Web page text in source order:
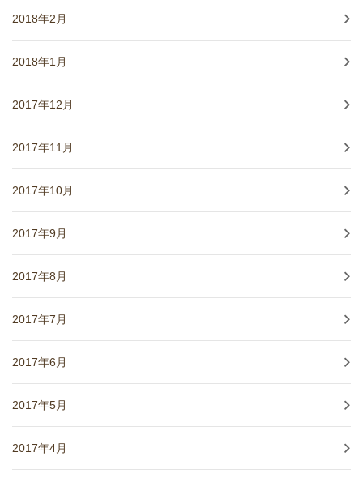
2018年2月
2018年1月
2017年12月
2017年11月
2017年10月
2017年9月
2017年8月
2017年7月
2017年6月
2017年5月
2017年4月